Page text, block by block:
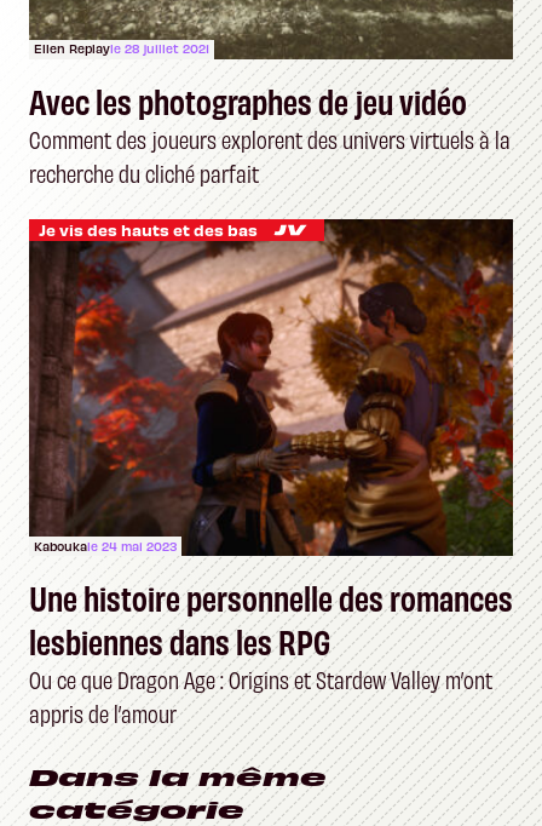
Ellen Replayle 28 juillet 2021
Avec les photographes de jeu vidéo
Comment des joueurs explorent des univers virtuels à la
recherche du cliché parfait
Je vis des hauts et des bas
Kaboukale 24 mai 2023
Une histoire personnelle des romances
lesbiennes dans les RPG
Ou ce que Dragon Age : Origins et Stardew Valley m’ont
appris de l’amour
Dans la même
catégorie